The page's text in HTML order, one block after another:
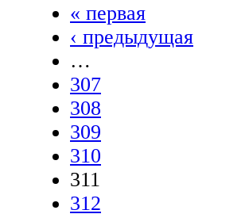
« первая
‹ предыдущая
…
307
308
309
310
311
312